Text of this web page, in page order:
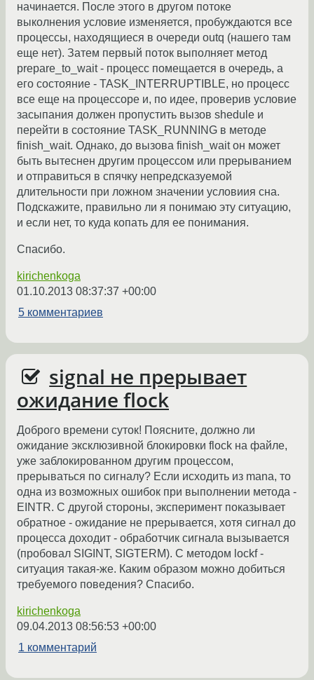
начинается. После этого в другом потоке
выколнения условие изменяется, пробуждаются все
процессы, находящиеся в очереди outq (нашего там
еще нет). Затем первый поток выполняет метод
prepare_to_wait - процесс помещается в очередь, а
его состояние - TASK_INTERRUPTIBLE, но процесс
все еще на процессоре и, по идее, проверив условие
засыпания должен пропустить вызов shedule и
перейти в состояние TASK_RUNNING в методе
finish_wait. Однако, до вызова finish_wait он может
быть вытеснен другим процессом или прерыванием
и отправиться в спячку непредсказуемой
длительности при ложном значении условиия сна.
Подскажите, правильно ли я понимаю эту ситуацию,
и если нет, то куда копать для ее понимания.
Спасибо.
kirichenkoga
01.10.2013 08:37:37 +00:00
5 комментариев
signal не прерывает
ожидание flock
Доброго времени суток! Поясните, должно ли
ожидание эксклюзивной блокировки flock на файле,
уже заблокированном другим процессом,
прерываться по сигналу? Если исходить из manа, то
одна из возможных ошибок при выполнении метода -
EINTR. С другой стороны, эксперимент показывает
обратное - ожидание не прерывается, хотя сигнал до
процесса доходит - обработчик сигнала вызывается
(пробовал SIGINT, SIGTERM). С методом lockf -
ситуация такая-же. Каким образом можно добиться
требуемого поведения? Спасибо.
kirichenkoga
09.04.2013 08:56:53 +00:00
1 комментарий